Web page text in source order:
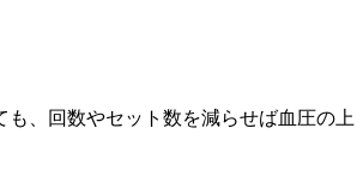
、回数やセット数を減らせば血圧の上